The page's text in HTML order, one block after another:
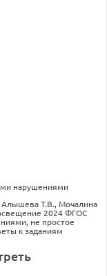
нарушениями
Алышева Т.В., Мочалина
2024 ФГОС
не простое
к заданиям